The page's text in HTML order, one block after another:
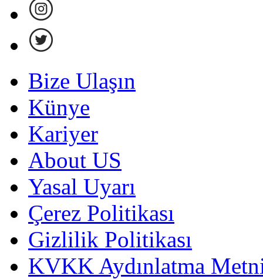
Bize Ulaşın
Künye
Kariyer
About US
Yasal Uyarı
Çerez Politikası
Gizlilik Politikası
KVKK Aydınlatma